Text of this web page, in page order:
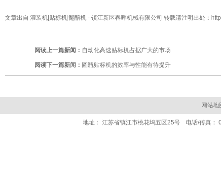
文章出自 灌装机|贴标机|翻醅机 - 镇江新区春晖机械有限公司 转载请注明出处：
阅读上一篇新闻： 自动化高速贴标机占据广大的市场
阅读下一篇新闻： 圆瓶贴标机的效率与性能有待提升
网站地
地址： 江苏省镇江市桃花坞五区25号 电话/传真